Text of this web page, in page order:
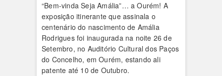
“Bem-vinda Seja Amália”… a Ourém! A
exposição itinerante que assinala o
centenário do nascimento de Amália
Rodrigues foi inaugurada na noite 26 de
Setembro, no Auditório Cultural dos Paços
do Concelho, em Ourém, estando ali
patente até 10 de Outubro.